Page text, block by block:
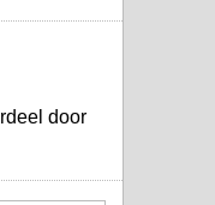
door